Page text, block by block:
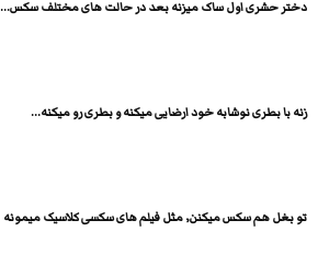
دختر حشری اول ساک میزنه بعد در حالت های مختلف سکس...
زنه با بطری نوشابه خود ارضایی میکنه و بطری رو میکنه...
تو بغل هم سکس میکنن٬ مثل فیلم های سکسی کلاسیک میمونه